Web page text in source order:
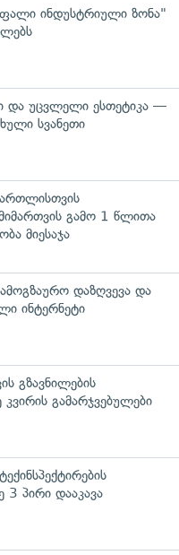
ინდუსტრიული ზონა"
და უცვლელი ესთეტიკა —
სვანეთი
გამო 1 წლითა
მიესაჯა
დაზღვევა და
ინტერნეტი
გზავნილების
კვირის გამარჯვებულები
3 პირი დააკავა